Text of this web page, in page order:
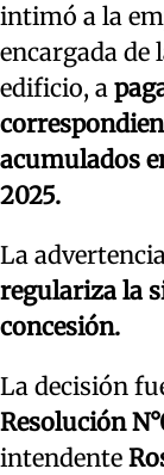
intimó a la
encargada de
edificio, a
acumulados
2025.
La
regulariza la
concesión.
La decisión
Resolución
intendente